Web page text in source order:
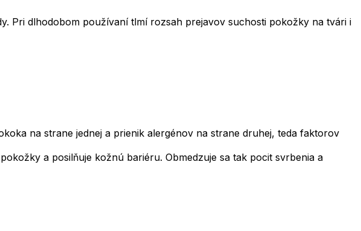
Pri dlhodobom používaní tlmí rozsah prejavov suchosti pokožky na tvári i
na strane jednej a prienik alergénov na strane druhej, teda faktorov
a posilňuje kožnú bariéru. Obmedzuje sa tak pocit svrbenia a